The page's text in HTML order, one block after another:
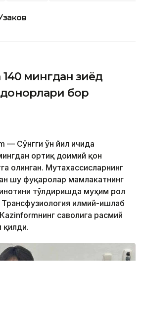
140 мингдан зиёд
бор
— Сўнгги ўн йил ичида
ортиқ доимий қон
олинган. Мутахассисларнинг
шу фуқаролар мамлакатнинг
тўлдиришда муҳим рол
илмий-ишлаб
саволига расмий